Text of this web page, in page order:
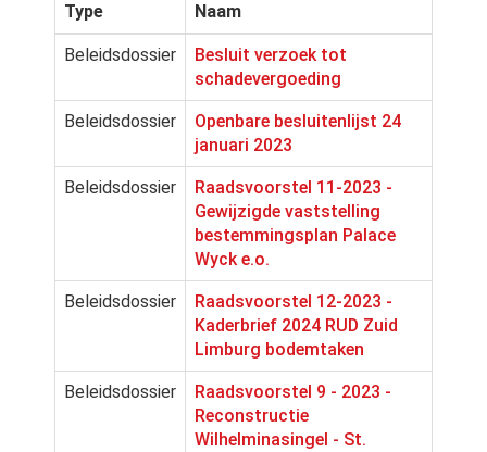
Type Naam
Beleidsdossier
Besluit verzoek tot
schadevergoeding
Beleidsdossier
Openbare besluitenlijst 24
januari 2023
Beleidsdossier
Raadsvoorstel 11-2023 -
Gewijzigde vaststelling
bestemmingsplan Palace
Wyck e.o.
Beleidsdossier
Raadsvoorstel 12-2023 -
Kaderbrief 2024 RUD Zuid
Limburg bodemtaken
Beleidsdossier
Raadsvoorstel 9 - 2023 -
Reconstructie
Wilhelminasingel - St.